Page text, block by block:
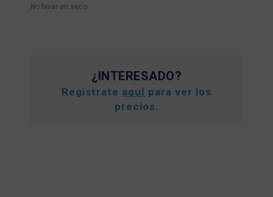
No lavar en seco
¿INTERESADO?
Registrate aquí para ver los
precios.